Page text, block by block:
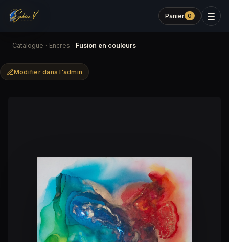
Panier 0
Catalogue · Encres · Fusion en couleurs
Modifier dans l'admin